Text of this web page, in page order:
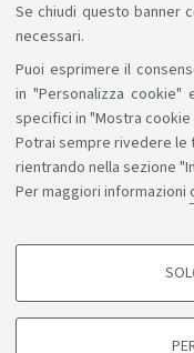
Se chiudi questo banner
necessari.
Puoi esprimere il
in "Personalizza
specifici in "Mostra
Potrai sempre rivedere
rientrando nella sezione
Per maggiori informazioni
COOKIE DI